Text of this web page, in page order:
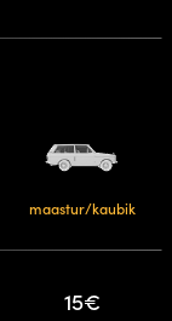
maastur/kaubik
15€